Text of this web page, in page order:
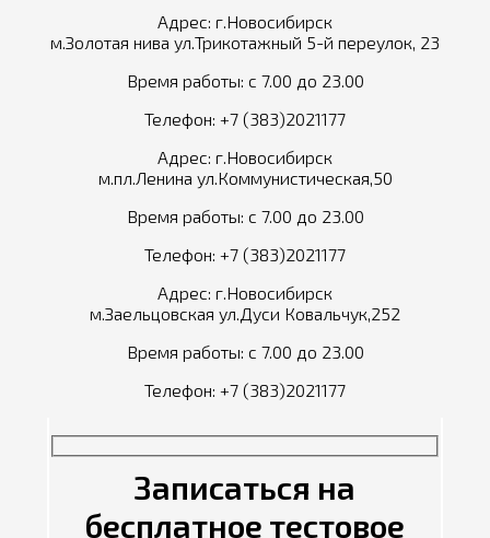
Адрес: г.Новосибирск
м.Золотая нива ул.Трикотажный 5-й переулок, 23
Время работы: с 7.00 до 23.00
Телефон: +7 (383)2021177
Адрес: г.Новосибирск
м.пл.Ленина ул.Коммунистическая,50
Время работы: с 7.00 до 23.00
Телефон: +7 (383)2021177
Адрес: г.Новосибирск
м.Заельцовская ул.Дуси Ковальчук,252
Время работы: с 7.00 до 23.00
Телефон: +7 (383)2021177
Записаться на
бесплатное тестовое